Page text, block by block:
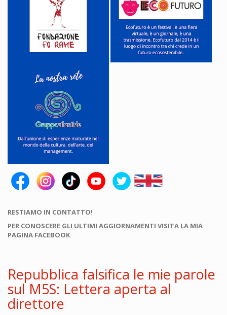
RESTIAMO IN CONTATTO!
PER CONOSCERE GLI ULTIMI AGGIORNAMENTI VISITA LA MIA
PAGINA FACEBOOK
Repubblica falsifica le mie parole
sul M5S: Lettera aperta al
direttore